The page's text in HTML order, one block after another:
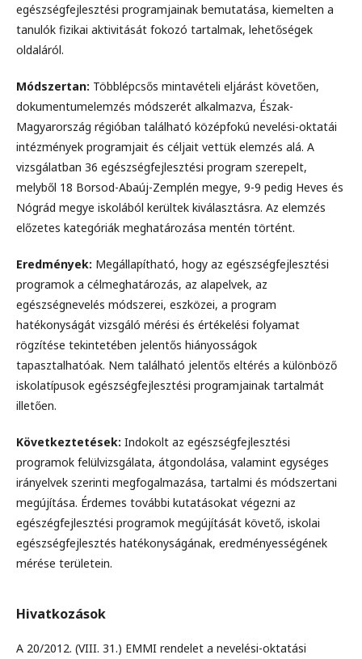
egészségfejlesztési programjainak bemutatása, kiemelten a
tanulók fizikai aktivitását fokozó tartalmak, lehetőségek
oldaláról.
Módszertan: Többlépcsős mintavételi eljárást követően,
dokumentumelemzés módszerét alkalmazva, Észak-
Magyarország régióban található középfokú nevelési-oktatái
intézmények programjait és céljait vettük elemzés alá. A
vizsgálatban 36 egészségfejlesztési program szerepelt,
melyből 18 Borsod-Abaúj-Zemplén megye, 9-9 pedig Heves és
Nógrád megye iskolából kerültek kiválasztásra. Az elemzés
előzetes kategóriák meghatározása mentén történt.
Eredmények: Megállapítható, hogy az egészségfejlesztési
programok a célmeghatározás, az alapelvek, az
egészségnevelés módszerei, eszközei, a program
hatékonyságát vizsgáló mérési és értékelési folyamat
rögzítése tekintetében jelentős hiányosságok
tapasztalhatóak. Nem található jelentős eltérés a különböző
iskolatípusok egészségfejlesztési programjainak tartalmát
illetően.
Következtetések: Indokolt az egészségfejlesztési
programok felülvizsgálata, átgondolása, valamint egységes
irányelvek szerinti megfogalmazása, tartalmi és módszertani
megújítása. Érdemes további kutatásokat végezni az
egészégfejlesztési programok megújítását követő, iskolai
egészségfejlesztés hatékonyságának, eredményességének
mérése területein.
Hivatkozások
A 20/2012. (VIII. 31.) EMMI rendelet a nevelési-oktatási